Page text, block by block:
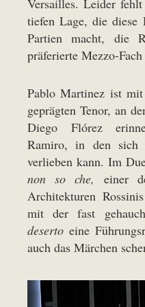
tiefen Lage, die
Partien macht, die
präferierte Mezzo-
Pablo Martinez ist
geprägten Tenor, an
Diego Flórez
Ramiro, in den sich
verlieben kann. Im
non so che, einer
Architekturen
mit der fast
deserto eine
auch das Märchen